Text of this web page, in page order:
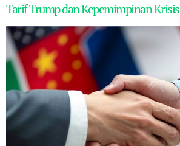
Tarif Trump dan Kepemimpinan Krisis